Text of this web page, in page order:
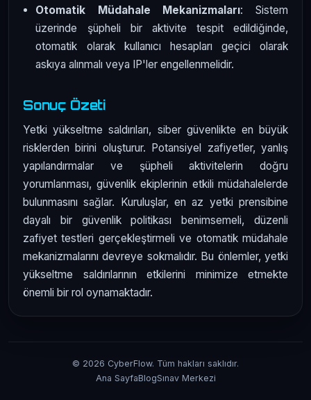
Otomatik Müdahale Mekanizmaları: Sistem
üzerinde şüpheli bir aktivite tespit edildiğinde,
otomatik olarak kullanıcı hesapları geçici olarak
askıya alınmalı veya IP'ler engellenmelidir.
Sonuç Özeti
Yetki yükseltme saldırıları, siber güvenlikte en büyük
risklerden birini oluşturur. Potansiyel zafiyetler, yanlış
yapılandırmalar ve şüpheli aktivitelerin doğru
yorumlanması, güvenlik ekiplerinin etkili müdahalelerde
bulunmasını sağlar. Kuruluşlar, en az yetki prensibine
dayalı bir güvenlik politikası benimsemeli, düzenli
zafiyet testleri gerçekleştirmeli ve otomatik müdahale
mekanizmalarını devreye sokmalıdır. Bu önlemler, yetki
yükseltme saldırılarının etkilerini minimize etmekte
önemli bir rol oynamaktadır.
© 2026 CyberFlow. Tüm hakları saklıdır.
Ana SayfaBlogSınav Merkezi